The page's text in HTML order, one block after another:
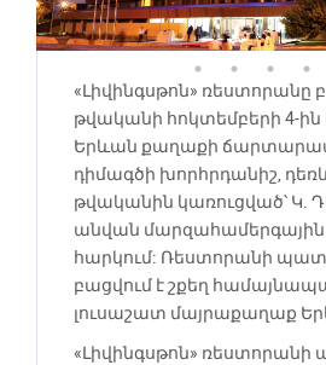
«Լիվինգսթոն» ռեստորանը
թվականի հոկտեմբերի 4-ին
Երևան քաղաքի
դիմագծի խորհրդանիշ,
թվականին կառուցված՝ Կ.
անվան մարզահամերգային
հարկում: Ռեստորանի
բացվում է շքեղ
լուսաշատ մայրաքաղաք
«Լիվինգսթոն» ռեստորանի